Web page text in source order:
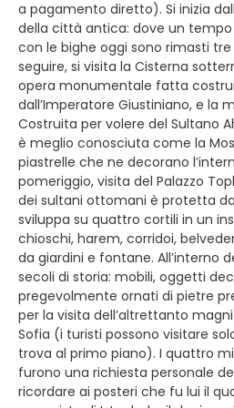
a pagamento diretto). Si inizia
della città antica: dove un tempo
con le bighe oggi sono rimasti tre
seguire, si visita la Cisterna
opera monumentale fatta
dall’Imperatore Giustiniano, e la
Costruita per volere del Sultano
è meglio conosciuta come la
piastrelle che ne decorano
pomeriggio, visita del Palazzo
dei sultani ottomani è protetta
sviluppa su quattro cortili in un
chioschi, harem, corridoi,
da giardini e fontane. All’interno
secoli di storia: mobili, oggetti
pregevolmente ornati di pietre
per la visita dell’altrettanto
Sofia (i turisti possono visitare
trova al primo piano). I quattro
furono una richiesta personale
ricordare ai posteri che fu lui il